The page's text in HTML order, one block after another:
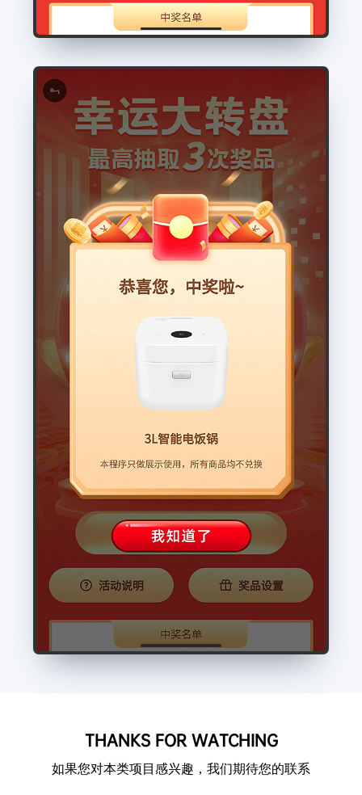
THANKS FOR WATCHING
如果您对本类项目感兴趣，我们期待您的联系